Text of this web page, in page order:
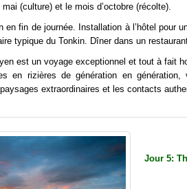
(culture) et le mois d’octobre (récolte).
fin de journée. Installation à l’hôtel pour
typique du Tonkin. Dîner dans un
est un voyage exceptionnel et tout à fait
en rizières de génération en
extraordinaires et les contacts
Jour 5: